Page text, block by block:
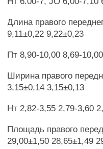
Длина правого
9,11±0,22 9,22±0,23
Пт 8,90-10,00 8,69-
Ширина правого
3,15±0,14 3,15±0,13
Нт 2,82-3,55 2,79-3,60
Площадь правого
29,00±1,50 28,65±1,49